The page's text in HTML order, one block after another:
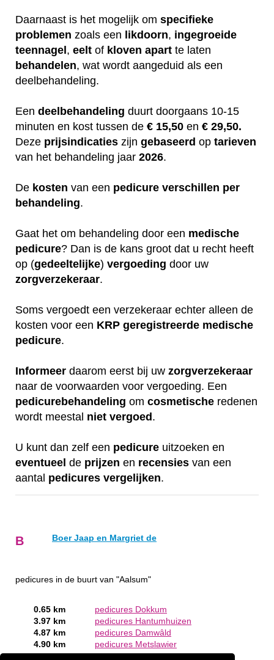
Daarnaast is het mogelijk om specifieke
problemen zoals een likdoorn, ingegroeide
teennagel , eelt of kloven apart te laten
behandelen, wat wordt aangeduid als een
deelbehandeling.
Een deelbehandeling duurt doorgaans 10-15
minuten en kost tussen de € 15,50 en € 29,50.
Deze prijsindicaties zijn gebaseerd op tarieven
van het behandeling jaar 2026.
De kosten van een pedicure verschillen per
behandeling.
Gaat het om behandeling door een medische
pedicure? Dan is de kans groot dat u recht heeft
op (gedeeltelijke) vergoeding door uw
zorgverzekeraar.
Soms vergoedt een verzekeraar echter alleen de
kosten voor een KRP geregistreerde medische
pedicure.
Informeer daarom eerst bij uw zorgverzekeraar
naar de voorwaarden voor vergoeding. Een
pedicurebehandeling om cosmetische redenen
wordt meestal niet vergoed .
U kunt dan zelf een pedicure uitzoeken en
eventueel de prijzen en recensies van een
aantal pedicures vergelijken.
B Boer Jaap en Margriet de
pedicures in de buurt van "Aalsum"
0.65 km
pedicures Dokkum
3.97 km
pedicures Hantumhuizen
4.87 km
pedicures Damwâld
4.90 km
pedicures Metslawier